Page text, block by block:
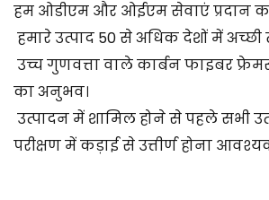
हम ओडीएम और ओईएम सेवाएं प्रदान
हमारे उत्पाद 50 से अधिक देशों में अच्छी
उच्च गुणवत्ता वाले कार्बन फाइबर
का अनुभव।
उत्पादन में शामिल होने से पहले सभी
परीक्षण में कड़ाई से उत्तीर्ण होना